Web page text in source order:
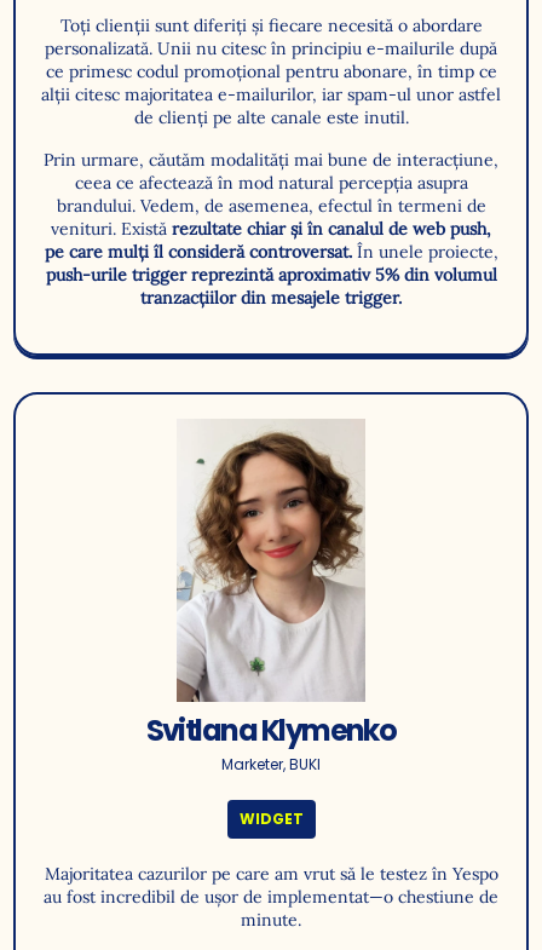
Toți clienții sunt diferiți și fiecare necesită o abordare
personalizată. Unii nu citesc în principiu e-mailurile după
ce primesc codul promoțional pentru abonare, în timp ce
alții citesc majoritatea e-mailurilor, iar spam-ul unor astfel
de clienți pe alte canale este inutil.
Prin urmare, căutăm modalități mai bune de interacțiune,
ceea ce afectează în mod natural percepția asupra
brandului. Vedem, de asemenea, efectul în termeni de
venituri. Există rezultate chiar și în canalul de web push,
pe care mulți îl consideră controversat.În unele proiecte,
push-urile trigger reprezintă aproximativ 5% din volumul
tranzacțiilor din mesajele trigger.
Svitlana Klymenko
Marketer, BUKI
WIDGET
Majoritatea cazurilor pe care am vrut să le testez în Yespo
au fost incredibil de ușor de implementat—o chestiune de
minute.